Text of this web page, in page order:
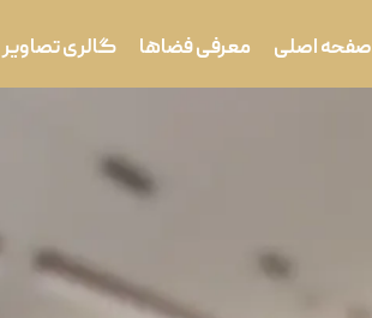
صفحه اصلی معرفی فضاها گالری تصاویر